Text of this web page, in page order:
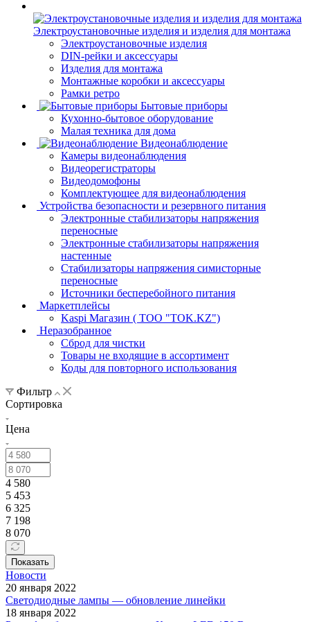
Электроустановочные изделия и изделия для монтажа
Электроустановочные изделия
DIN-рейки и аксессуары
Изделия для монтажа
Монтажные коробки и аксессуары
Рамки ретро
Бытовые приборы
Кухонно-бытовое оборудование
Малая техника для дома
Видеонаблюдение
Камеры видеонаблюдения
Видеорегистраторы
Видеодомофоны
Комплектующее для видеонаблюдения
Устройства безопасности и резервного питания
Электронные стабилизаторы напряжения
переносные
Электронные стабилизаторы напряжения
настенные
Стабилизаторы напряжения симисторные
переносные
Источники бесперебойного питания
Маркетплейсы
Kaspi Магазин ( ТОО "TOK.KZ")
Неразобранное
Сброд для чистки
Товары не входящие в ассортимент
Коды для повторного использования
Фильтр
Сортировка
Цена
4 580
5 453
6 325
7 198
8 070
Показать
Новости
20 января 2022
Светодиодные лампы — обновление линейки
18 января 2022